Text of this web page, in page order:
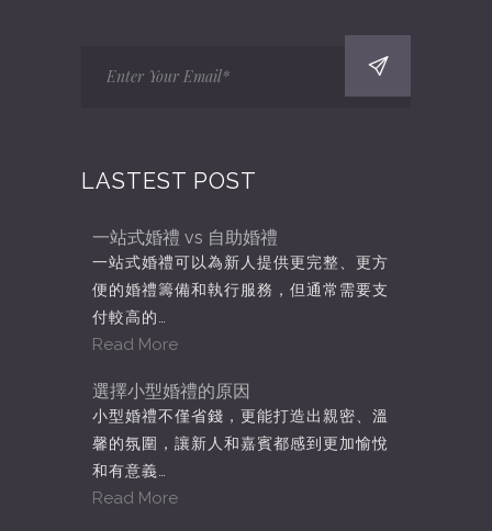
LASTEST POST
一站式婚禮 vs 自助婚禮
一站式婚禮可以為新人提供更完整、更方
便的婚禮籌備和執行服務，但通常需要支
付較高的…
Read More
選擇小型婚禮的原因
小型婚禮不僅省錢，更能打造出親密、溫
馨的氛圍，讓新人和嘉賓都感到更加愉悅
和有意義…
Read More